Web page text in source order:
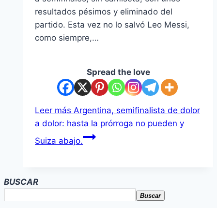
resultados pésimos y eliminado del
partido. Esta vez no lo salvó Leo Messi,
como siempre,…
Spread the love
Leer más Argentina, semifinalista de dolor
a dolor: hasta la prórroga no pueden y
Suiza abajo.
BUSCAR
Buscar